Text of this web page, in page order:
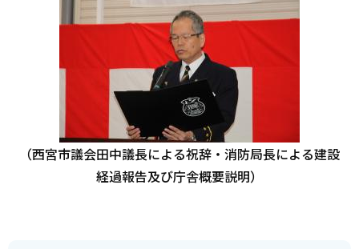
（西宮市議会田中議長による祝辞・消防局長による建設
経過報告及び庁舎概要説明）